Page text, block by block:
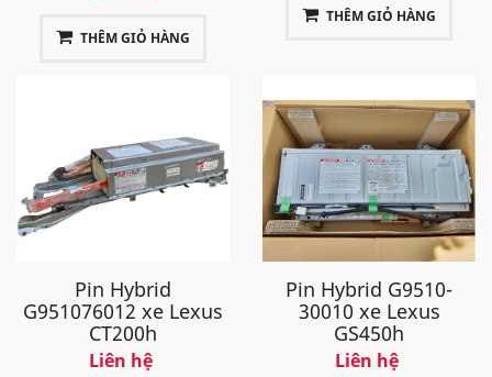
THÊM GIỎ HÀNG
THÊM GIỎ HÀNG
Pin Hybrid
G951076012 xe Lexus
CT200h
Liên hệ
Pin Hybrid G9510-
30010 xe Lexus
GS450h
Liên hệ